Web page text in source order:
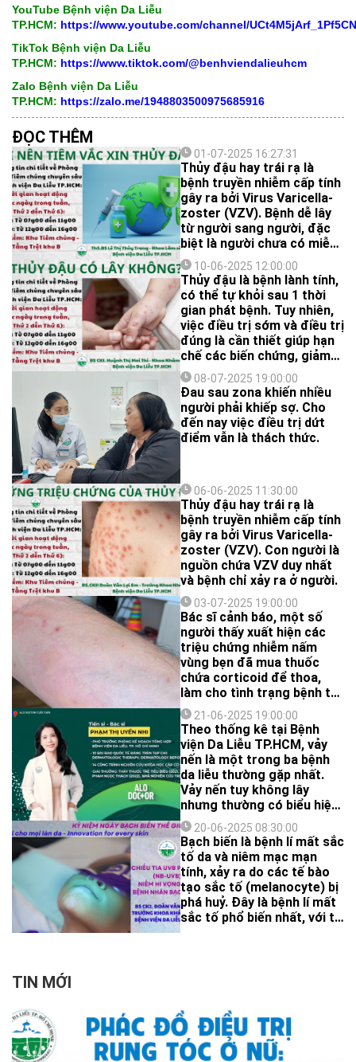
YouTube Bệnh viện Da Liễu
TP.HCM: https://www.youtube.com/channel/
TikTok Bệnh viện Da Liễu
TP.HCM: https://www.tiktok.com/@benhviendalieuhcm
Zalo Bệnh viện Da Liễu
TP.HCM: https://zalo.me/1948803500975685916
ĐỌC THÊM
01-07-2025 16:27:31
Thủy đậu hay trái rạ là
bệnh truyền nhiễm cấp tính
gây ra bởi Virus Varicella-
zoster (VZV). Bệnh dễ lây
từ người sang người, đặc
biệt là người chưa có miễn
dịch với VZV. Cách tốt nhất
để phòng ngừa bệnh thủy
đậu, giảm nguy cơ biến
chứng là tiêm vắc-xin thủy
đậu.
10-06-2025 12:00:00
Thủy đậu là bệnh lành tính,
có thể tự khỏi sau 1 thời
gian phát bệnh. Tuy nhiên,
việc điều trị sớm và điều trị
đúng là cần thiết giúp hạn
chế các biến chứng, giảm
nguy cơ tử vong. Ước tính
có khoảng 1/40.000 ca thủy
đậu có những biến chứng
gây tử vong.
08-07-2025 19:00:00
Đau sau zona khiến nhiều
người phải khiếp sợ. Cho
đến nay việc điều trị dứt
điểm vẫn là thách thức.
06-06-2025 11:30:00
Thủy đậu hay trái rạ là
bệnh truyền nhiễm cấp tính
gây ra bởi Virus Varicella-
zoster (VZV). Con người là
nguồn chứa VZV duy nhất
và bệnh chỉ xảy ra ở người.
03-07-2025 19:00:00
Bác sĩ cảnh báo, một số
người thấy xuất hiện các
triệu chứng nhiễm nấm
vùng bẹn đã mua thuốc
chứa corticoid để thoa,
làm cho tình trạng bệnh trở
nên nặng hơn.
21-06-2025 19:00:00
Theo thống kê tại Bệnh
viện Da Liễu TP.HCM, vảy
nến là một trong ba bệnh
da liễu thường gặp nhất.
Vảy nến tuy không lây
nhưng thường có biểu hiện
giống với những bệnh lý da
viêm thông thường khác, vì
vậy khiến người bệnh khó
nhận biết cũng như phát
hiện và điều trị kịp thời, từ
đó dễ dẫn đến những đợt
bùng phát vảy nến kéo dài,
ảnh hưởng không nhỏ đến
20-06-2025 08:30:00
Bạch biến là bệnh lí mất sắc
tố da và niêm mạc mạn
tính, xảy ra do các tế bào
tạo sắc tố (melanocyte) bị
phá huỷ. Đây là bệnh lí mất
sắc tố phổ biến nhất, với tỷ
lượng cuộc sống. Việc điều
trị bạch biến đến nay vẫn là
một thách thức lớn, do các
thuốc thoa tại chỗ hoặc
TIN MỚI